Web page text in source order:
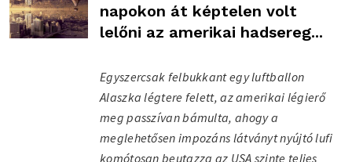
napokon át képtelen volt
lelőni az amerikai hadsereg...
Egyszercsak felbukkant egy luftballon
Alaszka légtere felett, az amerikai légierő
meg passzívan bámulta, ahogy a
meglehetősen impozáns látványt nyújtó lufi
komótosan beutazza az USA szinte teljes